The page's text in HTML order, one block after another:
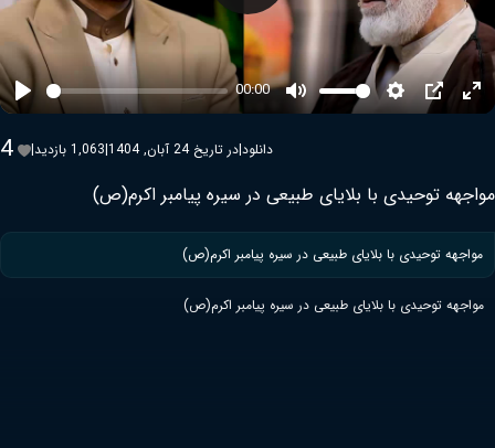
Play
00:00
Mute SettingsPIP
4 | 1,063 بازدید| در تاریخ 24 آبان, 1404|دانلود
مواجهه توحیدی با بلایای طبیعی در سیره پیامبر اکرم(ص)
مواجهه توحیدی با بلایای طبیعی در سیره پیامبر اکرم(ص)
مواجهه توحیدی با بلایای طبیعی در سیره پیامبر اکرم(ص)